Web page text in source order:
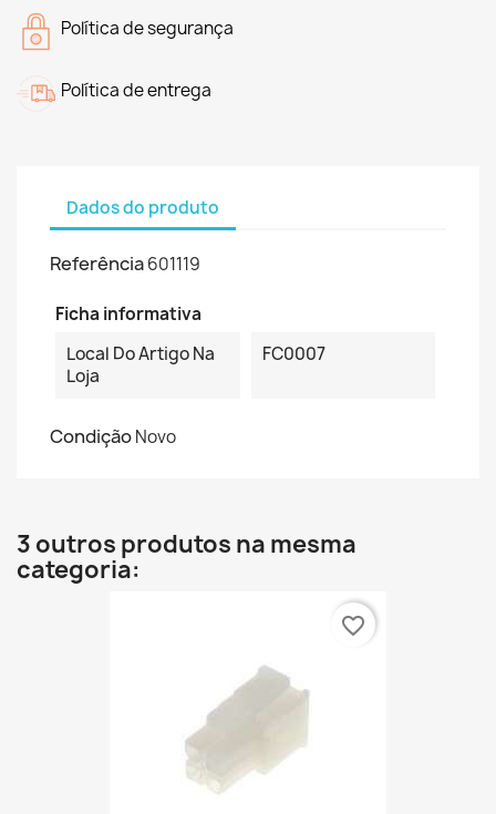
Política de segurança
Política de entrega
Dados do produto
Referência601119
Ficha informativa
Local Do Artigo Na
Loja
FC0007
CondiçãoNovo
3 outros produtos na mesma
categoria:
favorite_border